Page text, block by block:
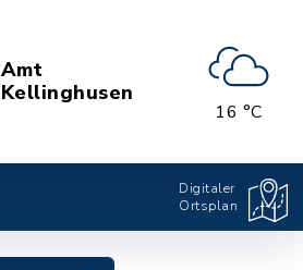
Amt
Kellinghusen
16 °C
Digitaler
Ortsplan